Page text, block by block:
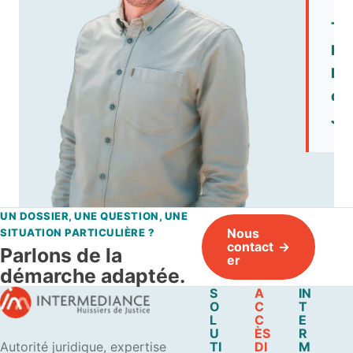
de
UN DOSSIER, UNE QUESTION, UNE
SITUATION PARTICULIÈRE ?
Parlons de la
démarche adaptée.
Nous
contact
er
Autorité juridique, expertise
S
O
L
U
TI
A
C
C
ÈS
DI
IN
T
E
R
M